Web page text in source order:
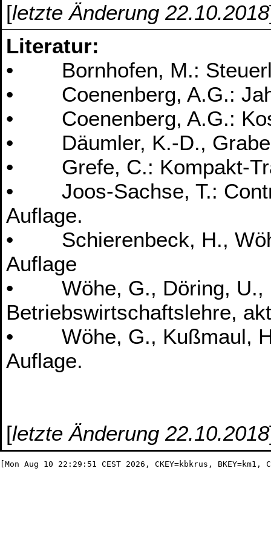
[letzte Änderung 22.10.2018
Literatur:
• Bornhofen, M.:
• Coenenberg, A.G.:
• Coenenberg, A.G.:
• Däumler, K.-D., Grabe,
• Grefe, C.: Kompakt-
• Joos-Sachse, T.:
Auflage.
• Schierenbeck, H.,
Auflage
• Wöhe, G., Döring, U.,
Betriebswirtschaftslehre,
• Wöhe, G., Kußmaul, H.:
Auflage.
[letzte Änderung 22.10.2018